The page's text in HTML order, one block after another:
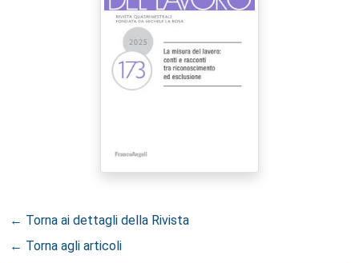
← Torna ai dettagli della Rivista
← Torna agli articoli